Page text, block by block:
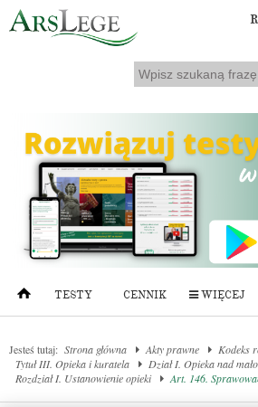
TESTY CENNIK WIĘCEJ
Jesteś tutaj: Strona główna Akty prawne
Kodeks
Tytuł III. Opieka i kuratela
Dział I. Opieka nad
Rozdział I. Ustanowienie opieki
Art. 146.